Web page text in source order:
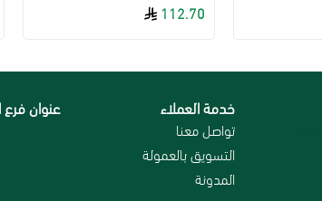
112.70
خدمة العملاء
تواصل معنا
التسويق بالعمولة
المدونة
عنوان فرع